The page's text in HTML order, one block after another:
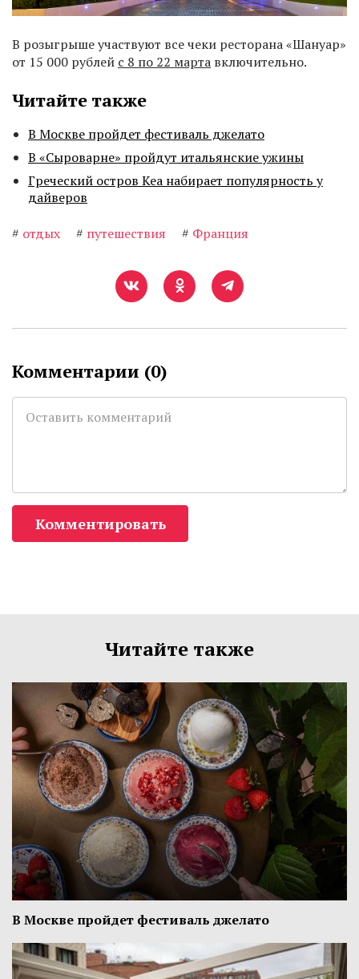
В розыгрыше участвуют все чеки ресторана «Шануар»
от 15 000 рублей с 8 по 22 марта включительно.
Читайте также
В Москве пройдет фестиваль джелато
В «Сыроварне» пройдут итальянские ужины
Греческий остров Кеа набирает популярность у
дайверов
# отдых # путешествия # Франция
Комментарии (0)
Комментировать
Читайте также
В Москве пройдет фестиваль джелато